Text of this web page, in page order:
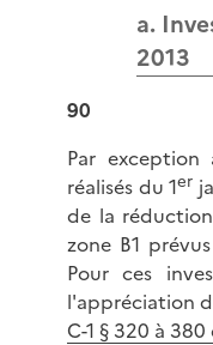
a.
2013
90
Par
réalisés du 1er
de la
zone B1
Pour ces
l'appréciation
C-1 § 320 à